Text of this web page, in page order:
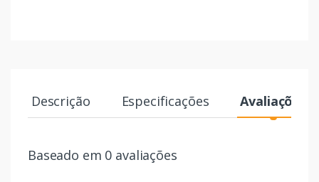
Descrição Especificações Avaliações
Baseado em 0 avaliações